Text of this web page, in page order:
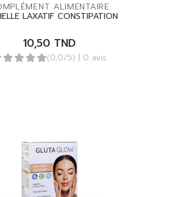
ALIMENTAIRE
LAXATIF CONSTIPATION
10,50 TND
(0,0/5) | 0 avis